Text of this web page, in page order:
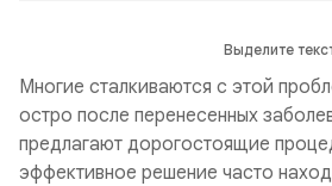
Выделите
Многие сталкиваются с этой
остро после перенесенных
предлагают дорогостоящие
эффективное решение часто